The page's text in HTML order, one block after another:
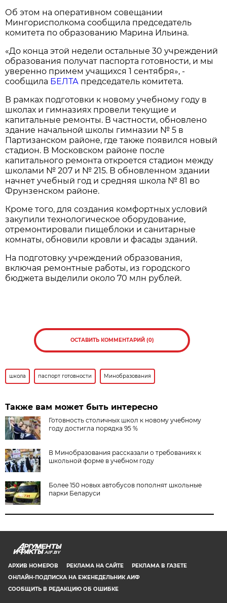
Об этом на оперативном совещании
Мингорисполкома сообщила председатель
комитета по образованию Марина Ильина.
«До конца этой недели остальные 30 учреждений
образования получат паспорта готовности, и мы
уверенно примем учащихся 1 сентября», -
сообщила БЕЛТА председатель комитета.
В рамках подготовки к новому учебному году в
школах и гимназиях провели текущие и
капитальные ремонты. В частности, обновлено
здание начальной школы гимназии № 5 в
Партизанском районе, где также появился новый
стадион. В Московском районе после
капитального ремонта откроется стадион между
школами № 207 и № 215. В обновленном здании
начнет учебный год и средняя школа № 81 во
Фрунзенском районе.
Кроме того, для создания комфортных условий
закупили технологическое оборудование,
отремонтировали пищеблоки и санитарные
комнаты, обновили кровли и фасады зданий.
На подготовку учреждений образования,
включая ремонтные работы, из городского
бюджета выделили около 70 млн рублей.
ОСТАВИТЬ КОММЕНТАРИЙ (0)
школа паспорт готовности Минобразования
Также вам может быть интересно
Готовность столичных школ к новому учебному
году достигла порядка 95 %
В Минобразования рассказали о требованиях к
школьной форме в учебном году
Более 150 новых автобусов пополнят школьные
парки Беларуси
AIF.BY
АРХИВ НОМЕРОВ РЕКЛАМА НА САЙТЕ
РЕКЛАМА В ГАЗЕТЕ
ОНЛАЙН-ПОДПИСКА НА ЕЖЕНЕДЕЛЬНИК АИФ
СООБЩИТЬ В РЕДАКЦИЮ ОБ ОШИБКЕ